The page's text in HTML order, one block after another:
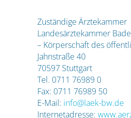
Zuständige Ärztekammer
Landesärztekammer
– Körperschaft des
Jahnstraße 40
70597 Stuttgart
Tel. 0711 76989 0
Fax: 0711 76989 50
E-Mail: info@laek-bw.de
Internetadresse: